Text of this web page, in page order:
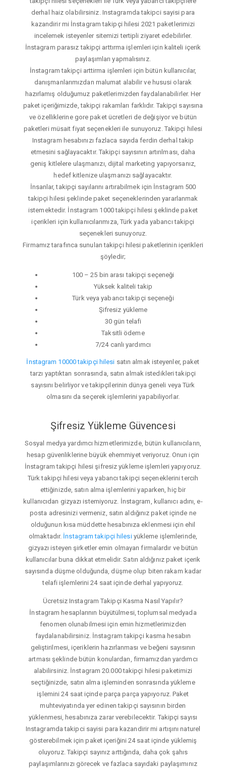
derhal haiz olabilirsiniz. Instagramda takipci sayisi para
kazandirir mi İnstagram takipçi hilesi 2021 paketlerimizi
incelemek isteyenler sitemizi tertipli ziyaret edebilirler.
İnstagram parasız takipçi arttırma işlemleri için kaliteli içerik
paylaşımları yapmalısınız.
İnstagram takipçi arttirma işlemleri için bütün kullanıcılar,
danışmanlarımızdan malumat alabilir ve hususi olarak
hazırlamış olduğumuz paketlerimizden faydalanabilirler. Her
paket içeriğimizde, takipçi rakamları farklıdır. Takipçi sayısına
ve özelliklerine gore paket ücretleri de değişiyor ve bütün
paketleri müsait fiyat seçenekleri ile sunuyoruz. Takipçi hilesi
Instagram hesabınızı fazlaca sayıda ferdin derhal takip
etmesini sağlayacaktır. Takipçi sayısının artırılması, daha
geniş kitlelere ulaşmanızı, dijital marketing yapıyorsanız,
hedef kitlenize ulaşmanızı sağlayacaktır.
İnsanlar, takipçi sayılarını artırabilmek için İnstagram 500
takipçi hilesi şeklinde paket seçeneklerinden yararlanmak
istemektedir. İnstagram 1000 takipçi hilesi şeklinde paket
içerikleri için kullanıcılarımıza, Türk yada yabancı takipçi
seçenekleri sunuyoruz.
Firmamız tarafınca sunulan takipçi hilesi paketlerinin içerikleri
şöyledir;
100 – 25 bin arası takipçi seçeneği
Yüksek kaliteli takip
Türk veya yabancı takipçi seçeneği
Şifresiz yükleme
30 gün telafi
Taksitli ödeme
7/24 canlı yardımcı
İnstagram 10000 takipçi hilesi satın almak isteyenler, paket
tarzı yaptıktan sonrasında, satın almak istedikleri takipçi
sayısını belirliyor ve takipçilerinin dünya geneli veya Türk
olmasını da seçerek işlemlerini yapabiliyorlar.
Şifresiz Yükleme Güvencesi
Sosyal medya yardımcı hizmetlerimizde, bütün kullanıcıların,
hesap güvenliklerine büyük ehemmiyet veriyoruz. Onun için
İnstagram takipçi hilesi şifresiz yükleme işlemleri yapıyoruz.
Türk takipçi hilesi veya yabancı takipçi seçeneklerini tercih
ettiğinizde, satın alma işlemlerini yaparken, hiç bir
kullanıcıdan gizyazı istemiyoruz. İnstagram, kullanıcı adını, e-
posta adresinizi vermeniz, satın aldığınız paket içinde ne
olduğunun kısa müddette hesabınıza eklenmesi için ehil
olmaktadır. İnstagram takipçi hilesiyükleme işlemlerinde,
gizyazı isteyen şirketler emin olmayan firmalardır ve bütün
kullanıcılar buna dikkat etmelidir. Satın aldığınız paket içerik
sayısında düşme olduğunda, düşme olup biten rakam kadar
telafi işlemlerini 24 saat içinde derhal yapıyoruz.
Ücretsiz Instagram Takipçi Kasma Nasıl Yapılır?
İnstagram hesaplarının büyütülmesi, toplumsal medyada
fenomen olunabilmesi için emin hizmetlerimizden
faydalanabilirsiniz. İnstagram takipçi kasma hesabın
geliştirilmesi, içeriklerin hazırlanması ve beğeni sayısının
artması şeklinde bütün konulardan, firmamızdan yardımcı
alabilirsiniz. İnstagram 20.000 takipçi hilesi paketimizi
seçtiğinizde, satın alma işleminden sonrasında yükleme
işlemini 24 saat içinde parça parça yapıyoruz. Paket
muhteviyatında yer edinen takipçi sayısının birden
yüklenmesi, hesabınıza zarar verebilecektir. Takipçi sayısı
Instagramda takipci sayisi para kazandirir mi artışını naturel
gösterebilmek için paket içeriğini 24 saat içinde yüklemiş
oluyoruz. Takipçi sayınız arttığında, daha çok şahıs
paylaşımlarınızı görecek ve fazlaca sayıdaki paylaşımınız